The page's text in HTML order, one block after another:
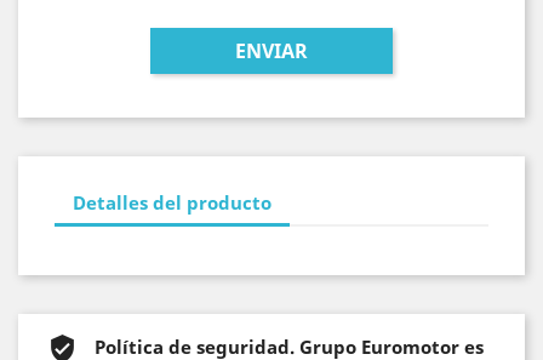
Detalles del producto
Política de seguridad. Grupo Euromotor es